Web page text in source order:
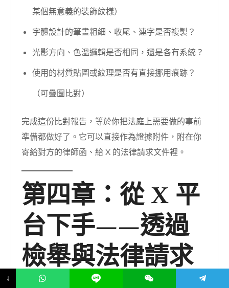
某個無意義的裝飾紋樣）
字體設計的筆畫粗細、收尾、連字是否複製？
光影方向、色溫邏輯是否相同，還是各有系統？
使用的材質貼圖或紋理是否有直接挪用痕跡？
（可疊圖比對）
完成這份比對報告，等於你把法庭上需要做的事前
準備都做好了。它可以直接作為證據附件，附在你
寄給對方的律師函、給 X 的法律請求文件裡。
第四章：從 X 平
台下手——透過
檢舉與法律請求
↓